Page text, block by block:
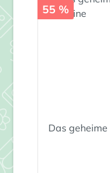
55 %
Das